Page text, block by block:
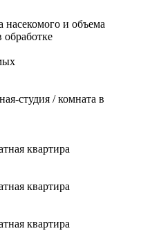
насекомого и объема
обработке
студия / комната в
квартира
квартира
квартира